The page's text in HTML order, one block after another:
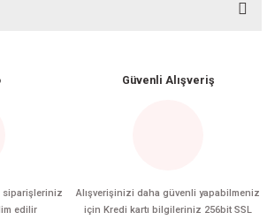
siparişleriniz
edilir
Güvenli Alışveriş
Alışverişinizi daha güvenli yapabilmeniz
için Kredi kartı bilgileriniz 256bit SSL